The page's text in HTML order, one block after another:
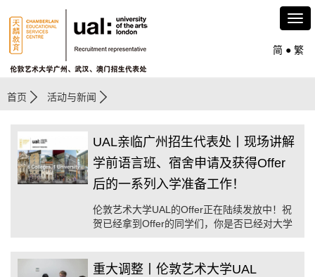
简 ● 繁
首页 活动与新闻
UAL亲临广州招生代表处丨现场讲解
学前语言班、宿舍申请及获得Offer
后的一系列入学准备工作！
伦敦艺术大学UAL的Offer正在陆续发放中！祝
贺已经拿到Offer的同学们，你是否已经对大学
重大调整丨伦敦艺术大学UAL